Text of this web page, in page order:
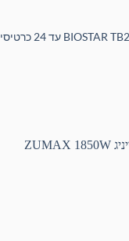
לוח אם איכותי BIOSTAR TB250-BTC עד 24 כרטיסי